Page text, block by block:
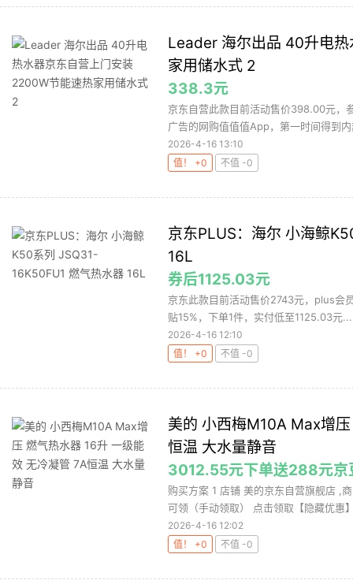
Leader 海尔出品 40升电
家用储水式 2
338.3元
京东自营此款目前活动售价398.00元，
广告的网购值值值App，第一时间得到
2026-4-16 13:10
值！ +0
不值 -0
京东PLUS：海尔 小海鲸
16L
券后1125.03元
京东此款目前活动售价2743元，plus会
贴15%，下单1件，实付低至1125.03元...
2026-4-16 12:10
值！ +0
不值 -0
美的 小西梅M10A Max增
恒温 大水量静音
3012.55元下单送288元京
购买方案 1 店铺 美的京东自营旗舰店 ,
可领（手动领取） 点击领取【隐藏优惠
2026-4-16 12:02
值！ +0
不值 -0